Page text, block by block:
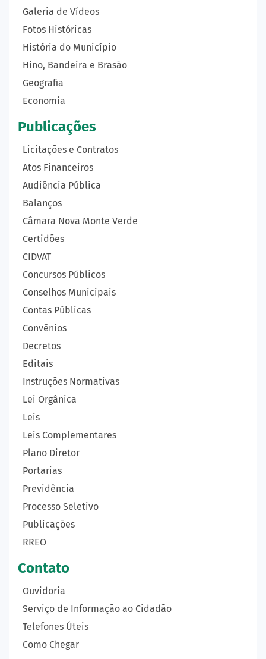
Galeria de Vídeos
Fotos Históricas
História do Município
Hino, Bandeira e Brasão
Geografia
Economia
Publicações
Licitações e Contratos
Atos Financeiros
Audiência Pública
Balanços
Câmara Nova Monte Verde
Certidões
CIDVAT
Concursos Públicos
Conselhos Municipais
Contas Públicas
Convênios
Decretos
Editais
Instruções Normativas
Lei Orgânica
Leis
Leis Complementares
Plano Diretor
Portarias
Previdência
Processo Seletivo
Publicações
RREO
Contato
Ouvidoria
Serviço de Informação ao Cidadão
Telefones Úteis
Como Chegar